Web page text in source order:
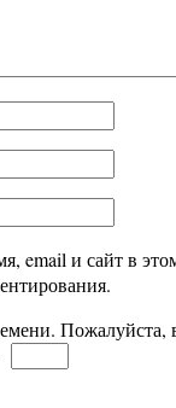
email и сайт в
Пожалуйста,